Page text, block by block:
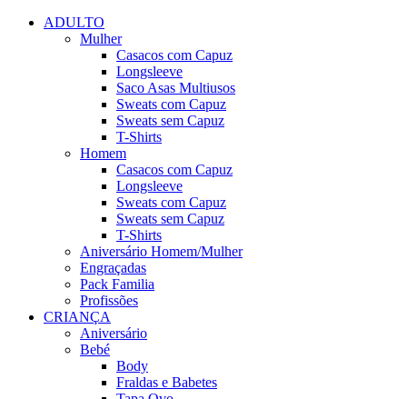
ADULTO
Mulher
Casacos com Capuz
Longsleeve
Saco Asas Multiusos
Sweats com Capuz
Sweats sem Capuz
T-Shirts
Homem
Casacos com Capuz
Longsleeve
Sweats com Capuz
Sweats sem Capuz
T-Shirts
Aniversário Homem/Mulher
Engraçadas
Pack Familia
Profissões
CRIANÇA
Aniversário
Bebé
Body
Fraldas e Babetes